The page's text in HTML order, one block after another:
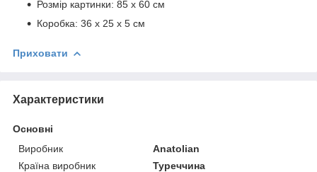
Розмір картинки: 85 x 60 см
Коробка: 36 х 25 х 5 см
Приховати
Характеристики
Основні
Виробник
Anatolian
Країна виробник
Туреччина